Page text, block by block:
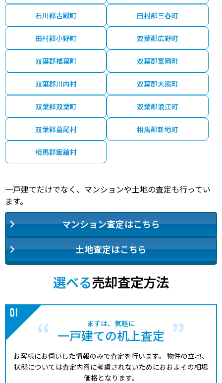
石川郡古殿町 田村郡三春町
田村郡小野町 双葉郡広野町
双葉郡楢葉町 双葉郡富岡町
双葉郡川内村 双葉郡大熊町
双葉郡双葉町 双葉郡浪江町
双葉郡葛尾村 相馬郡新地町
相馬郡飯舘村
一戸建てだけでなく、マンションや土地の査定も行ってい
ます。
マンション査定はこちら
土地査定はこちら
選べる売却査定方法
まずは、気軽に
一戸建ての机上査定
お客様にお伺いした情報のみで査定を行います。 物件の立地、
状態については査定内容に考慮されないためにおおよその相場
価格となります。